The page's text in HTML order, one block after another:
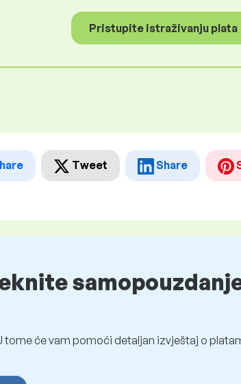
Pristupite istraživanju plata
Tweet Share
će vam pomoći detaljan izvještaj o